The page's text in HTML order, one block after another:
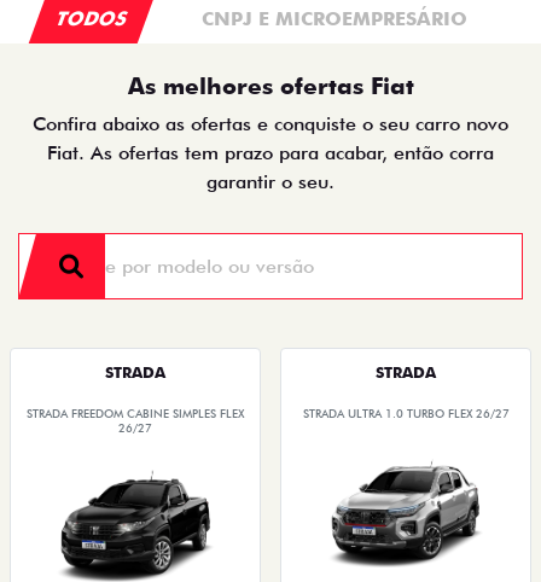
TODOS CNPJ E MICROEMPRESÁRIO
As melhores ofertas Fiat
Confira abaixo as ofertas e conquiste o seu carro novo
Fiat. As ofertas tem prazo para acabar, então corra
garantir o seu.
STRADA
STRADA FREEDOM CABINE SIMPLES FLEX
26/27
STRADA
STRADA ULTRA 1.0 TURBO FLEX 26/27